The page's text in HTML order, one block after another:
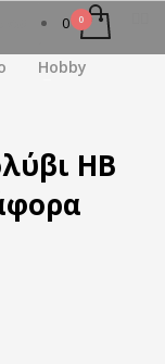
Hobby
0
HB